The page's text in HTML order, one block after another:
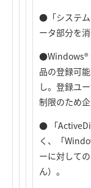
●「システム
ータ部分を
●Windows®
品の登録可
し。登録ユ
制限のため
● 「
く、「
ーに対して
ん）。